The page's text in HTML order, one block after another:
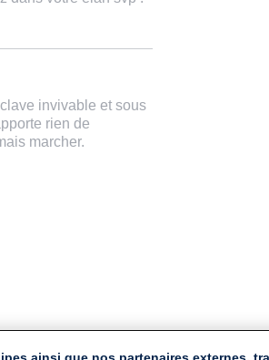
invivable et sous
rien de
marcher.